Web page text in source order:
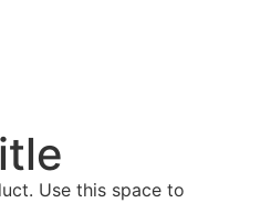
Use this space to